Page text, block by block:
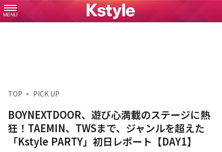
MENU
TOP PICK UP
BOYNEXTDOOR、遊び心満載のステージに熱
狂！TAEMIN、TWSまで、ジャンルを超えた
「Kstyle PARTY」初日レポート【DAY1】